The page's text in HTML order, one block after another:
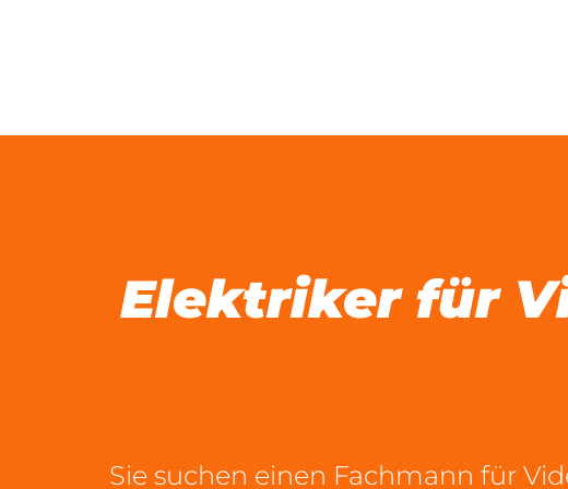
Elektriker für
Sie suchen einen Fachmann für